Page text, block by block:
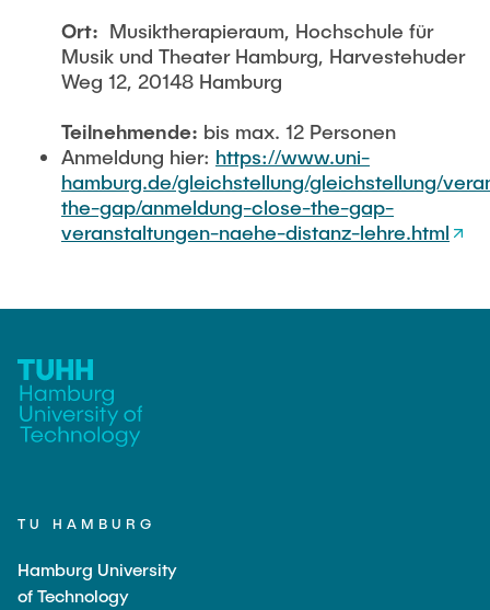
Ort: Musiktherapieraum, Hochschule für
Musik und Theater Hamburg, Harvestehuder
Weg 12, 20148 Hamburg
Teilnehmende: bis max. 12 Personen
Anmeldung hier: https://www.uni-
hamburg.de/gleichstellung/gleichstellung/
the-gap/anmeldung-close-the-gap-
veranstaltungen-naehe-distanz-lehre.html
TU HAMBURG
Hamburg University
of Technology